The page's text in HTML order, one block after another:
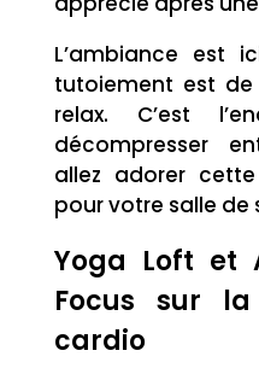
L’ambiance est
tutoiement est de
relax. C’est
décompresser
allez adorer
pour votre salle de
Yoga Loft et
Focus sur
cardio